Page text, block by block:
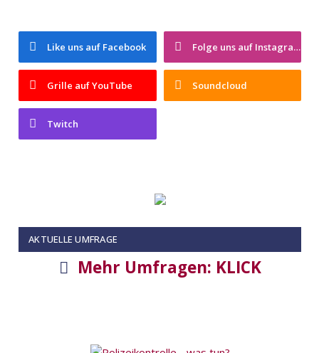
Like uns auf Facebook Folge uns auf Instagram
Grille auf YouTube Soundcloud
Twitch
AKTUELLE UMFRAGE
Mehr Umfragen: KLICK